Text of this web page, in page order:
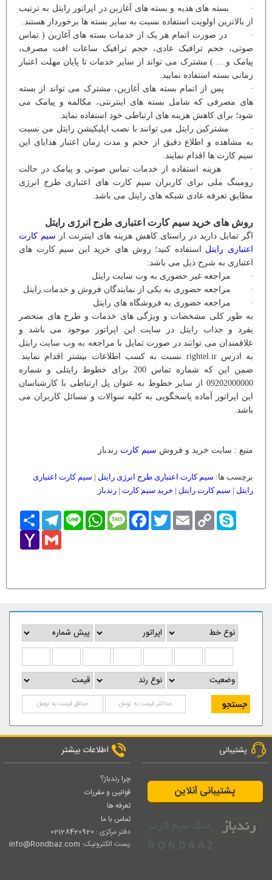
· بسته های هدیه و بسته های آغازین در اپراتور رایتل به ترتیب
از بالاترین اولویت استفاده نسبت به سایر بسته ها برخوردار هستند.
· در صورت اتمام هر یک از خدمات بسته های آغازین ( تماس
صوتی، حجم ترافیک عادی، حجم ترافیک ساعات افت مصرف،
پیامک و ... ) مشترک می تواند از سایر خدمات تا پایان مهلت اعتبار
زمانی بسته استفاده نمایید.
· پس از اتمام بسته های آغازین، مشترک می تواند از بسته
های مصرفی که شامل بسته های اینترنتی، مکالمه و پیامک می
شود؛ برای کاهش هزینه های ارتباطی خود استفاده نماید.
· مشترکین رایتل می توانند با نصب اپلیکیشن رایتل من نسبت
به مشاهده و اطلاع دقیق از حجم و مدت زمان اعتبار هدایای این
سیم کارت ها اقدام نمایند.
· هزینه استفاده از خدمات تماس صوتی و پیامک در حالت
رومینگ ملی برای کاربران سیم کارت های اعتباری طرح انرژی
مطابق تعرفه عادی شبکه های رایتل می باشد.
روش های خرید سیم کارت اعتباری طرح انرژی رایتل
اگر تمایل دارید در راستای کاهش هزینه های اینترنت از سیم کارت
اعتباری رایتل استفاده کنید؛ روش های خرید این سیم کارت های
اعتباری به شرح ذیل می باشد:
· مراجعه غیر حضوری به وب سایت رایتل
· مراجعه حضوری به یکی از نمایندگان فروش و خدمات رایتل
· مراجعه حضوری به فروشگاه های رایتل
به طور کلی مشخصات و ویژگی های خدمات و طرح های منحصر
بفرد و جذاب رایتل در سایت این اپراتور موجود می باشد و
علاقمندان می توانند در صورت تمایل با مراجعه به وب سایت رایتل
به ادرس rightel.ir نسبت به کسب اطلاعات بیشتر اقدام نمایند.
ضمن این که شماره تماس 200 برای خطوط رایتلی و شماره
09202000000 از سایر خطوط به عنوان پل ارتباطی با کارشناسان
این اپراتور آماده پاسخگویی به کلیه سوالات و مسائل کاربران می
باشد.
منبع : سایت خرید و فروش سیم کارت رندباز
برچسب ها: سیم کارت اعتباری طرح انرژی رایتل | سیم کارت اعتباری
رایتل | سیم کارت رایتل | خرید سیم کارت | رندباز
اشتراکTelegram Line
WhatsAppMessageFacebookTwitter Email
Copy
Link
Skype
Yahoo
Mail
Gmail
پشتیبانی
پشتیبانی آنلاین
اطلاعات بیشتر
چرا رندباز؟
قوانین و مقررات
تعرفه ها
تماس با ما
دفتر مرکزی : 02128420920
پست الکترونیک: info@Rondbaz.com